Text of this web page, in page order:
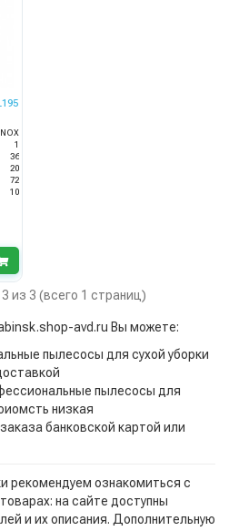
1
36
20
72
10
из 3 (всего 1 страниц)
avd.ru Вы можете:
пылесосы для сухой уборки
пылесосы для
низкая
банковской картой или
рекомендуем ознакомиться с
на сайте доступны
и их описания. Дополнительную